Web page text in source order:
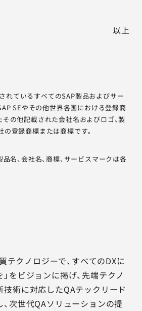
以上
れているすべてのSAP製品およびサー
SEやその他世界各国における登録商
の他記載された会社名およびロゴ、製
登録商標または商標です。
名、会社名、商標、サービスマークは各
テクノロジーで、すべてのDXに
をビジョンに掲げ、先端テクノ
技術に対応したQAテックリード
次世代QAソリューションの提